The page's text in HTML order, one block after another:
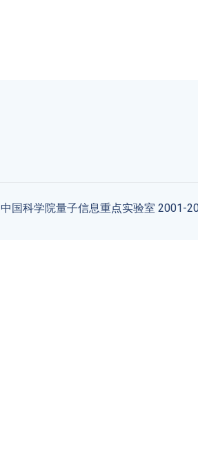
中国科学院量子信息重点实验室 2001-